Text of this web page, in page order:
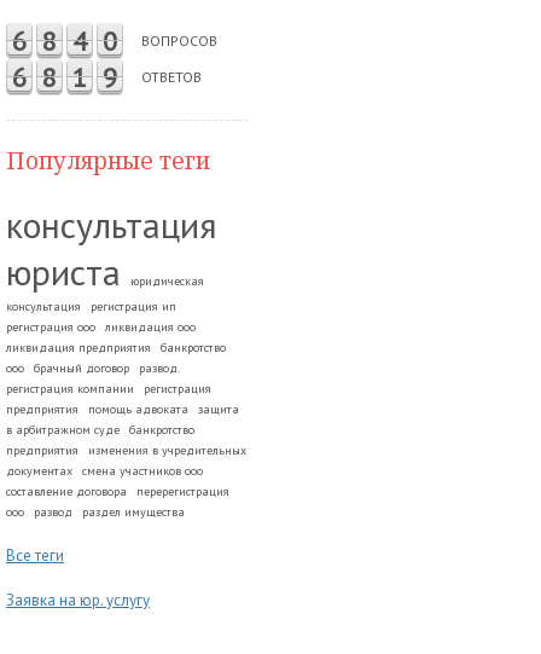
6 8 4 0 ВОПРОСОВ
6 8 1 9 ОТВЕТОВ
Популярные теги
консультация
юриста
юридическая
консультация
регистрация ип
регистрация ооо
ликвидация ооо
ликвидация предприятия
банкротство
ооо
брачный договор
развод.
регистрация компании
регистрация
предприятия
помощь адвоката
защита
в арбитражном суде
банкротство
предприятия
изменения в учредительных
документах
смена участников ооо
составление договора
перерегистрация
ооо
развод раздел имущества
Все теги
Заявка на юр. услугу